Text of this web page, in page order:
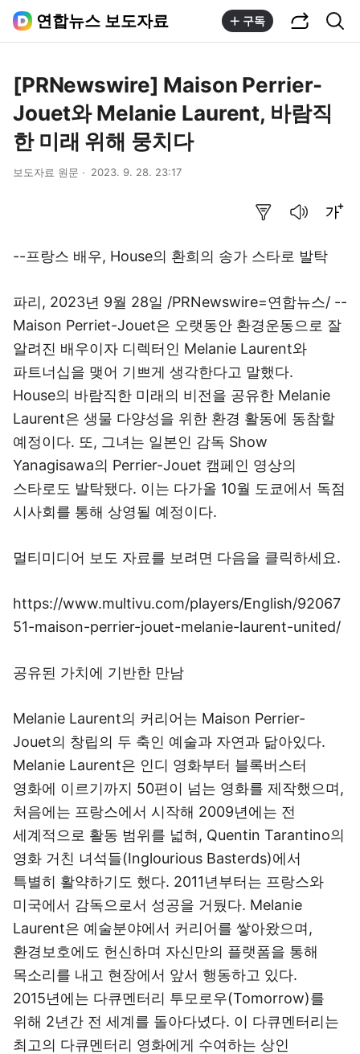
연합뉴스 보도자료 구독
[PRNewswire] Maison Perrier-
Jouet와 Melanie Laurent, 바람직
한 미래 위해 뭉치다
보도자료 원문 2023. 9. 28. 23:17
--프랑스 배우, House의 환희의 송가 스타로 발탁
파리, 2023년 9월 28일 /PRNewswire=연합뉴스/ --
Maison Perriet-Jouet은 오랫동안 환경운동으로 잘
알려진 배우이자 디렉터인 Melanie Laurent와
파트너십을 맺어 기쁘게 생각한다고 말했다.
House의 바람직한 미래의 비전을 공유한 Melanie
Laurent은 생물 다양성을 위한 환경 활동에 동참할
예정이다. 또, 그녀는 일본인 감독 Show
Yanagisawa의 Perrier-Jouet 캠페인 영상의
스타로도 발탁됐다. 이는 다가올 10월 도쿄에서 독점
시사회를 통해 상영될 예정이다.
멀티미디어 보도 자료를 보려면 다음을 클릭하세요.
https://www.multivu.com/players/English/92067
51-maison-perrier-jouet-melanie-laurent-united/
공유된 가치에 기반한 만남
Melanie Laurent의 커리어는 Maison Perrier-
Jouet의 창립의 두 축인 예술과 자연과 닮아있다.
Melanie Laurent은 인디 영화부터 블록버스터
영화에 이르기까지 50편이 넘는 영화를 제작했으며,
처음에는 프랑스에서 시작해 2009년에는 전
세계적으로 활동 범위를 넓혀, Quentin Tarantino의
영화 거친 녀석들(Inglourious Basterds)에서
특별히 활약하기도 했다. 2011년부터는 프랑스와
미국에서 감독으로서 성공을 거뒀다. Melanie
Laurent은 예술분야에서 커리어를 쌓아왔으며,
환경보호에도 헌신하며 자신만의 플랫폼을 통해
목소리를 내고 현장에서 앞서 행동하고 있다.
2015년에는 다큐멘터리 투모로우(Tomorrow)를
위해 2년간 전 세계를 돌아다녔다. 이 다큐멘터리는
최고의 다큐멘터리 영화에게 수여하는 상인